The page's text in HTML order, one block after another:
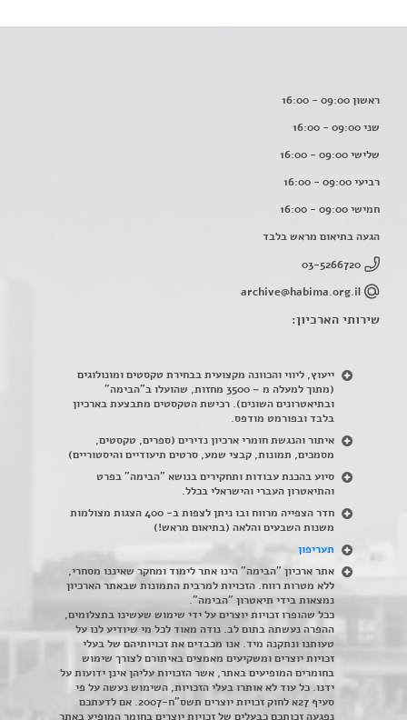
ראשון 09:00 - 16:00
שני 09:00 - 16:00
שלישי 09:00 - 16:00
רביעי 09:00 - 16:00
חמישי 09:00 - 16:00
הגעה בתיאום מראש בלבד
03-5266720
archive@habima.org.il
שירותי הארכיון:
ייעוץ, ליווי והכוונה מקצועית בבחירת טקסטים ומונולוגים
(מתוך למעלה מ – 3500 מחזות, שהועלו ב"הבימה"
ובתיאטרונים השונים). רכישת הטקסטים מתבצעת בארכיון
בלבד ובפורמט מודפס.
איתור והנגשת חומרי ארכיון נדירים (ספרים, טקסטים,
מסמכים, תמונות, קבצי שמע, סרטים תיעודיים והיסטוריים)
סיוע בהכנת עבודות ותחקירים בנושא "הבימה" בפרט
והתיאטרון העברי והישראלי בכלל.
חדר הצפייה מרווח ובו ניתן לצפות ב- 400 הצגות מצולמות
משנות השבעים והלאה (בתיאום מראש!)
תעריפון
אתר ארכיון "הבימה" הינו אתר לימוד ומחקר שאיננו מסחרי,
ללא מטרות רווח. הזכויות למרבית התמונות שבאתר הארכיון
נמצאות בידי תיאטרון "הבימה".
ככל שהופרו זכויות יוצרים על ידי שימוש שעשינו בתצלומים,
ההפרה נעשתה בתום לב. נודה מאוד לכל מי שיודיע לנו על
טעותנו ונתקנה מיד. אנו מכבדים את זכויותיהם של בעלי
זכויות יוצרים ומשקיעים מאמצים באיתורם לצורך שימוש
בחומרים המופיעים באתר, אשר הזכויות עליהן אינן ידועות על
ידנו. כל עוד לא אותרו בעלי הזכויות, השימוש נעשה על פי
סעיף 27א לחוק זכויות יוצרים תשס"ח-2007. אם לדעתכם
נפגעה זכותכם כבעלים של זכויות יוצרים בחומר המופיע באתר